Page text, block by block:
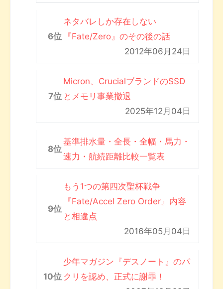
ネタバレしか存在しない
『Fate/Zero』のその後の話
2012年06月24日
Micron、CrucialブランドのSSD
とメモリ事業撤退
2025年12月04日
基準排水量・全長・全幅・馬力・
速力・航続距離比較一覧表
もう1つの第四次聖杯戦争
『Fate/Accel Zero Order』内容
と相違点
2016年05月04日
少年マガジン『デスノート』のパ
クリを認め、正式に謝罪！